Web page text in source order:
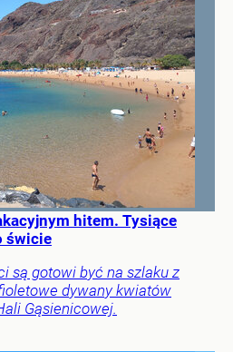
hitem. Tysiące
świcie
są gotowi być na szlaku z
dywany kwiatów
Gąsienicowej.